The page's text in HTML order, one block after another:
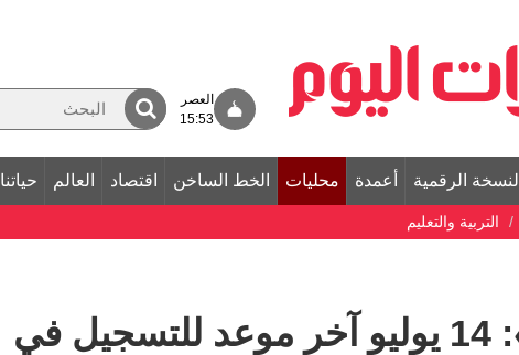
العصر
15:53
النسخة الرقمية أعمدة محليات الخط الساخن اقتصاد العالم حياتنا
التربية والتعليم
«التربية»: 14 يوليو آخر موعد للتسجيل في